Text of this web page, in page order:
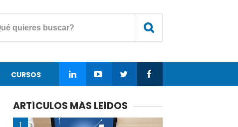
CURSOS
ARTÍCULOS MÁS LEÍDOS